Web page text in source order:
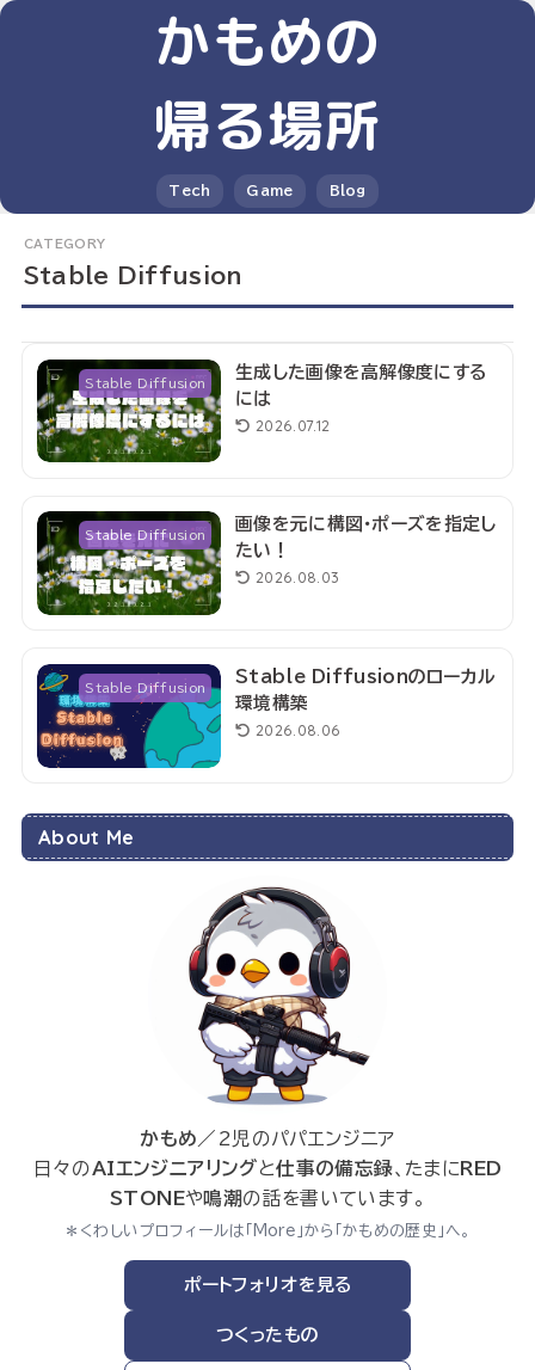
かもめの
帰る場所
Tech Game Blog
Stable Diffusion
Stable Diffusion
生成した画像を高解像度にする
には
2026.07.12
Stable Diffusion
画像を元に構図・ポーズを指定し
たい！
2026.08.03
Stable Diffusion
Stable Diffusionのローカル
環境構築
2026.08.06
About Me
かもめ ／2児のパパエンジニア
日々のAIエンジニアリングと仕事の備忘録、たまに RED
STONEや鳴潮の話を書いています。
＊くわしいプロフィールは「More」から「かもめの歴史」へ。
ポートフォリオを見る
つくったもの